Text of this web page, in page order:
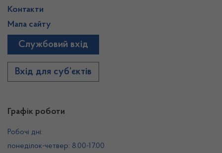
Графік роботи
Робочі дні:
понеділок-четвер: 8.00-17.00
Контакти
Мапа сайту
Службовий вхід
Вхід для суб’єктів